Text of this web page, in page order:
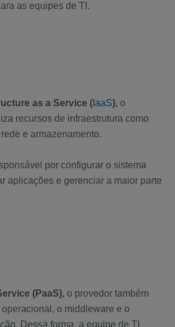
as equipes de TI.
as a Service ( IaaS), o
recursos de infraestrutura como
e armazenamento.
por configurar o sistema
aplicações e gerenciar a maior parte
(PaaS), o provedor também
o middleware e o
Dessa forma, a equipe de TI